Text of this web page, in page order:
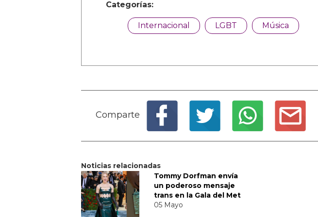
Categorías:
Internacional LGBT Música
Comparte
Noticias relacionadas
Tommy Dorfman envía
un poderoso mensaje
trans en la Gala del Met
05 Mayo